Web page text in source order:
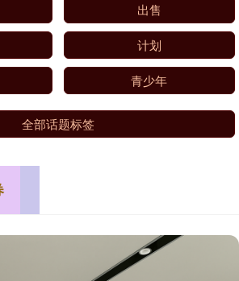
出售
计划
青少年
全部话题标签